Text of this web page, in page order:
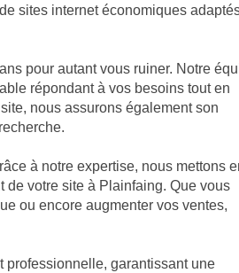
sites internet économiques
pour autant vous ruiner. Notre
répondant à vos besoins tout en
nous assurons également son
à notre expertise, nous mettons
de votre site à Plainfaing. Que vous
ou encore augmenter vos ventes,
professionnelle, garantissant une